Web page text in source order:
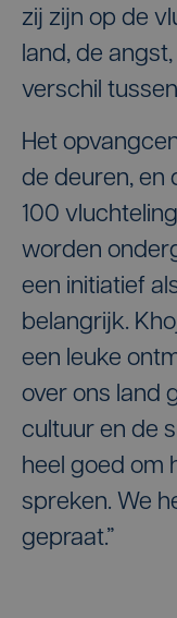
zij zijn op de
land, de angst,
verschil tussen
Het
de deuren, en
100
worden
een initiatief
belangrijk.
een leuke
over ons land
cultuur en de
heel goed om
spreken. We
gepraat.”